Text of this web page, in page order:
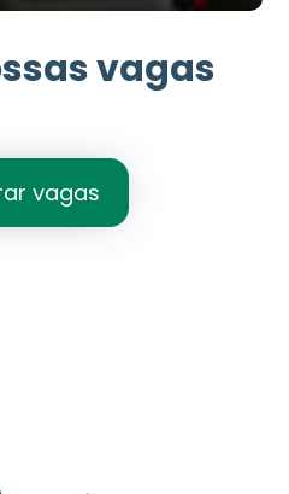
vagas
vagas